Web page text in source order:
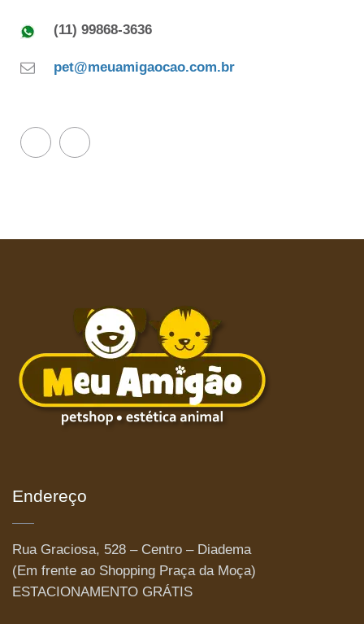
(11) 99868-3636
pet@meuamigaocao.com.br
Endereço
Rua Graciosa, 528 – Centro – Diadema
(Em frente ao Shopping Praça da Moça)
ESTACIONAMENTO GRÁTIS